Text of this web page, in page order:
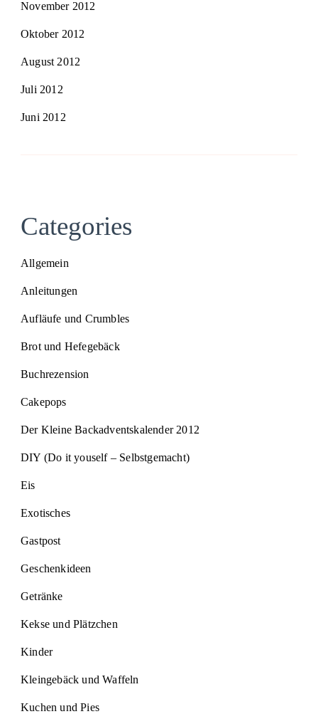
November 2012
Oktober 2012
August 2012
Juli 2012
Juni 2012
Categories
Allgemein
Anleitungen
Aufläufe und Crumbles
Brot und Hefegebäck
Buchrezension
Cakepops
Der Kleine Backadventskalender 2012
DIY (Do it youself – Selbstgemacht)
Eis
Exotisches
Gastpost
Geschenkideen
Getränke
Kekse und Plätzchen
Kinder
Kleingebäck und Waffeln
Kuchen und Pies